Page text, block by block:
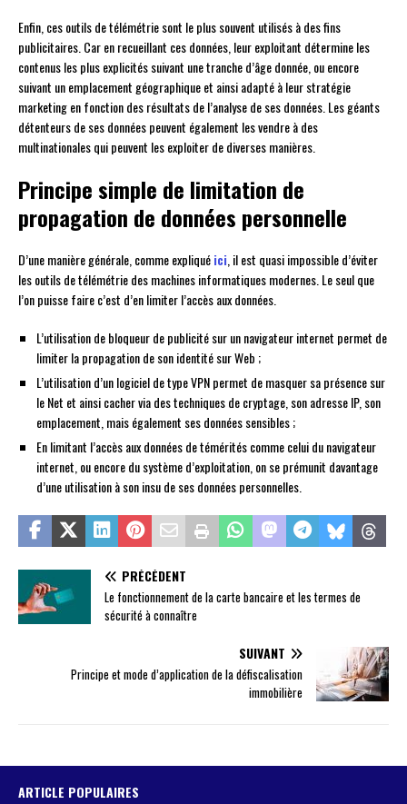
Enfin, ces outils de télémétrie sont le plus souvent utilisés à des fins
publicitaires. Car en recueillant ces données, leur exploitant détermine les
contenus les plus explicités suivant une tranche d’âge donnée, ou encore
suivant un emplacement géographique et ainsi adapté à leur stratégie
marketing en fonction des résultats de l’analyse de ses données. Les géants
détenteurs de ses données peuvent également les vendre à des
multinationales qui peuvent les exploiter de diverses manières.
Principe simple de limitation de
propagation de données personnelle
D’une manière générale, comme expliquéici, il est quasi impossible d’éviter
les outils de télémétrie des machines informatiques modernes. Le seul que
l’on puisse faire c’est d’en limiter l’accès aux données.
L’utilisation de bloqueur de publicité sur un navigateur internet permet de
limiter la propagation de son identité sur Web ;
L’utilisation d’un logiciel de type VPN permet de masquer sa présence sur
le Net et ainsi cacher via des techniques de cryptage, son adresse IP, son
emplacement, mais également ses données sensibles ;
En limitant l’accès aux données de témérités comme celui du navigateur
internet, ou encore du système d’exploitation, on se prémunit davantage
d’une utilisation à son insu de ses données personnelles.
PRÉCÉDENT
Le fonctionnement de la carte bancaire et les termes de
sécurité à connaître
SUIVANT
Principe et mode d’application de la défiscalisation
immobilière
ARTICLE POPULAIRES